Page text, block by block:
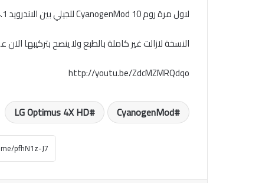
لاول مرة روم CyanogenMod 10 للجيلي بين الاندرويد 4.1 على هاتف LG Optimus 4X HD
النسخة لازالت غير كاملة بالطبع ولا ينصح بتركيبها الان
http://youtu.be/ZdcMZMRQdqo
CyanogenMod
LG Optimus 4X HD